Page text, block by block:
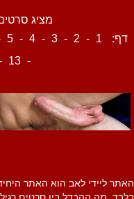
מציג סרטים 521-538 מתוך
דף:
1
-
2
-
3
-
4
-
5
-
13
האתר ליידי לאב הוא האתר